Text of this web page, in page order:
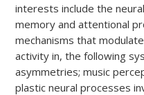
interests include the
memory and attentional
mechanisms that
activity in, the following
asymmetries; music
plastic neural processes